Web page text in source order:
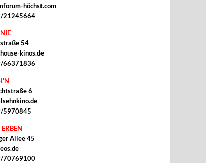
höchst.com
21245664
54
kinos.de
66371836
6
5970845
Allee 45
70769100